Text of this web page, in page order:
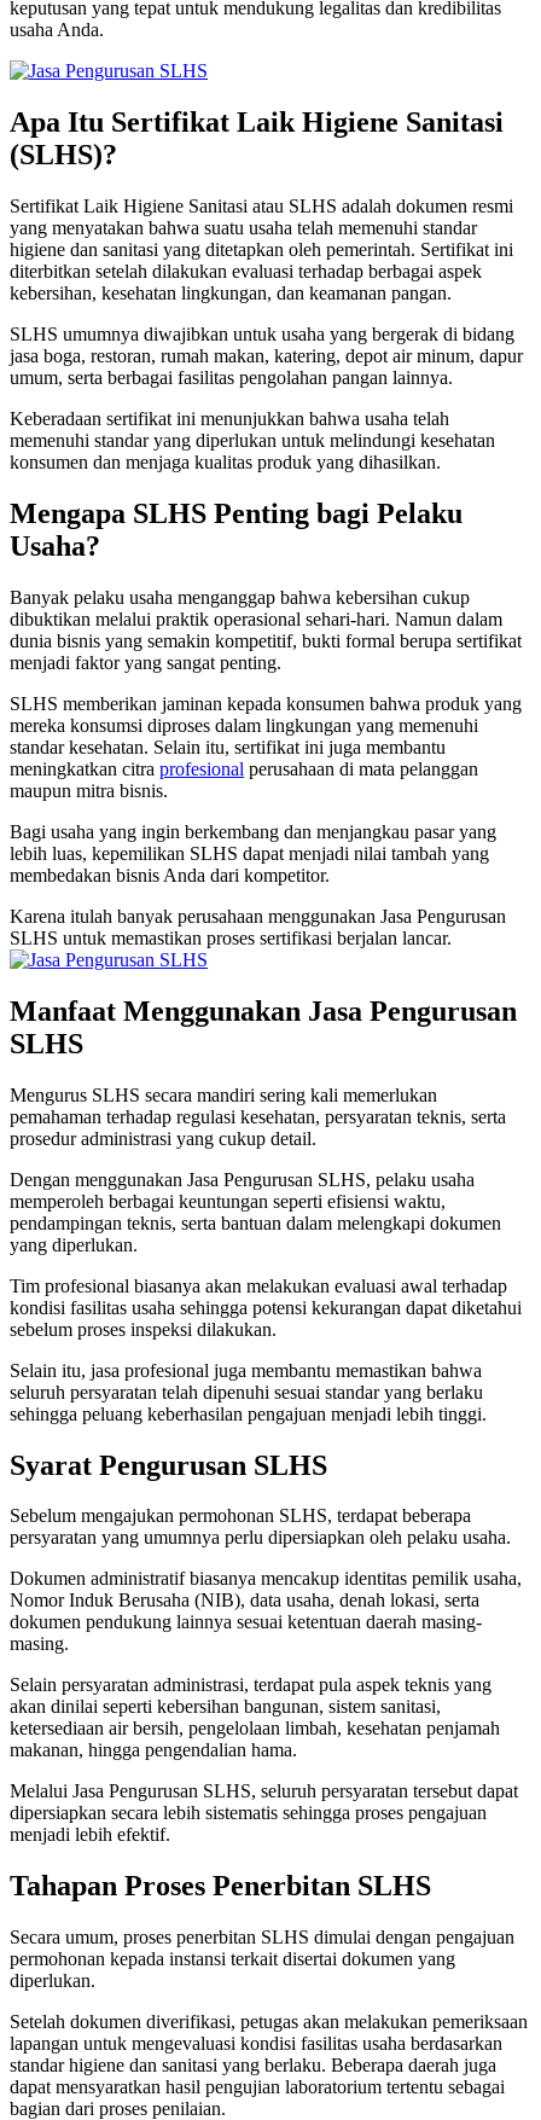
keputusan yang tepat untuk mendukung legalitas dan kredibilitas
usaha Anda.
Apa Itu Sertifikat Laik Higiene Sanitasi
(SLHS)?
Sertifikat Laik Higiene Sanitasi atau SLHS adalah dokumen resmi
yang menyatakan bahwa suatu usaha telah memenuhi standar
higiene dan sanitasi yang ditetapkan oleh pemerintah. Sertifikat ini
diterbitkan setelah dilakukan evaluasi terhadap berbagai aspek
kebersihan, kesehatan lingkungan, dan keamanan pangan.
SLHS umumnya diwajibkan untuk usaha yang bergerak di bidang
jasa boga, restoran, rumah makan, katering, depot air minum, dapur
umum, serta berbagai fasilitas pengolahan pangan lainnya.
Keberadaan sertifikat ini menunjukkan bahwa usaha telah
memenuhi standar yang diperlukan untuk melindungi kesehatan
konsumen dan menjaga kualitas produk yang dihasilkan.
Mengapa SLHS Penting bagi Pelaku
Usaha?
Banyak pelaku usaha menganggap bahwa kebersihan cukup
dibuktikan melalui praktik operasional sehari-hari. Namun dalam
dunia bisnis yang semakin kompetitif, bukti formal berupa sertifikat
menjadi faktor yang sangat penting.
SLHS memberikan jaminan kepada konsumen bahwa produk yang
mereka konsumsi diproses dalam lingkungan yang memenuhi
standar kesehatan. Selain itu, sertifikat ini juga membantu
meningkatkan citra profesional perusahaan di mata pelanggan
maupun mitra bisnis.
Bagi usaha yang ingin berkembang dan menjangkau pasar yang
lebih luas, kepemilikan SLHS dapat menjadi nilai tambah yang
membedakan bisnis Anda dari kompetitor.
Karena itulah banyak perusahaan menggunakan Jasa Pengurusan
SLHS untuk memastikan proses sertifikasi berjalan lancar.
Manfaat Menggunakan Jasa Pengurusan
SLHS
Mengurus SLHS secara mandiri sering kali memerlukan
pemahaman terhadap regulasi kesehatan, persyaratan teknis, serta
prosedur administrasi yang cukup detail.
Dengan menggunakan Jasa Pengurusan SLHS, pelaku usaha
memperoleh berbagai keuntungan seperti efisiensi waktu,
pendampingan teknis, serta bantuan dalam melengkapi dokumen
yang diperlukan.
Tim profesional biasanya akan melakukan evaluasi awal terhadap
kondisi fasilitas usaha sehingga potensi kekurangan dapat diketahui
sebelum proses inspeksi dilakukan.
Selain itu, jasa profesional juga membantu memastikan bahwa
seluruh persyaratan telah dipenuhi sesuai standar yang berlaku
sehingga peluang keberhasilan pengajuan menjadi lebih tinggi.
Syarat Pengurusan SLHS
Sebelum mengajukan permohonan SLHS, terdapat beberapa
persyaratan yang umumnya perlu dipersiapkan oleh pelaku usaha.
Dokumen administratif biasanya mencakup identitas pemilik usaha,
Nomor Induk Berusaha (NIB), data usaha, denah lokasi, serta
dokumen pendukung lainnya sesuai ketentuan daerah masing-
masing.
Selain persyaratan administrasi, terdapat pula aspek teknis yang
akan dinilai seperti kebersihan bangunan, sistem sanitasi,
ketersediaan air bersih, pengelolaan limbah, kesehatan penjamah
makanan, hingga pengendalian hama.
Melalui Jasa Pengurusan SLHS, seluruh persyaratan tersebut dapat
dipersiapkan secara lebih sistematis sehingga proses pengajuan
menjadi lebih efektif.
Tahapan Proses Penerbitan SLHS
Secara umum, proses penerbitan SLHS dimulai dengan pengajuan
permohonan kepada instansi terkait disertai dokumen yang
diperlukan.
Setelah dokumen diverifikasi, petugas akan melakukan pemeriksaan
lapangan untuk mengevaluasi kondisi fasilitas usaha berdasarkan
standar higiene dan sanitasi yang berlaku. Beberapa daerah juga
dapat mensyaratkan hasil pengujian laboratorium tertentu sebagai
bagian dari proses penilaian.